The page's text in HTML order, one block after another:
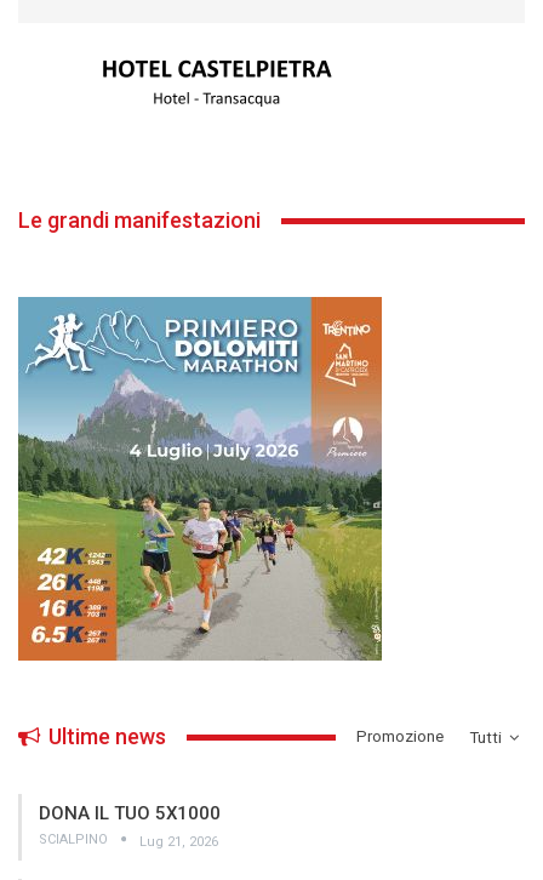
Le grandi manifestazioni
Tutti
Ultime news ­Promozione
DONA IL TUO 5X1000
SCIALPINO Lug 21, 2026